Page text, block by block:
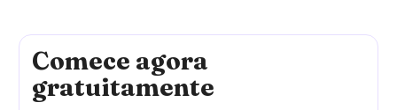
Comece agora
gratuitamente